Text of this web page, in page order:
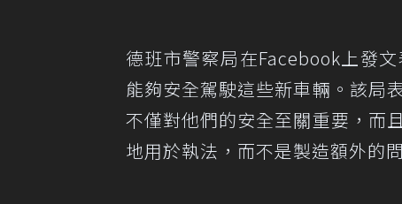
德班市警察局在Facebook上發
能夠安全駕駛這些新車輛。該局
不僅對他們的安全至關重要，而
地用於執法，而不是製造額外的